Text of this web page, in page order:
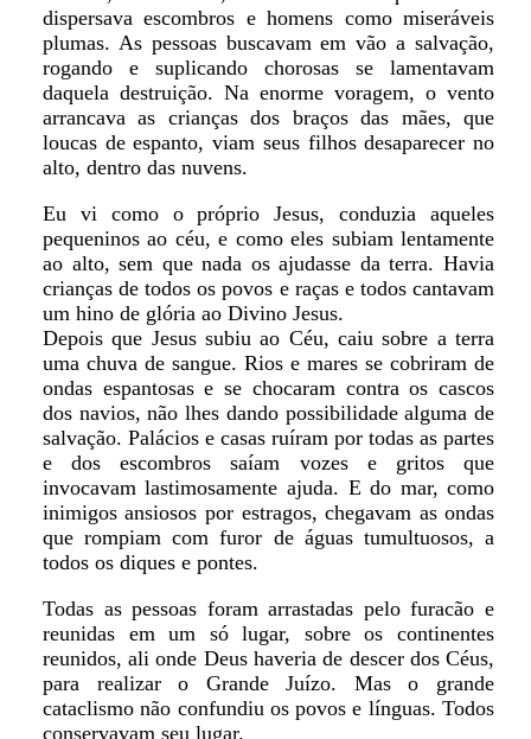
dispersava escombros e homens como miseráveis
plumas. As pessoas buscavam em vão a salvação,
rogando e suplicando chorosas se lamentavam
daquela destruição. Na enorme voragem, o vento
arrancava as crianças dos braços das mães, que
loucas de espanto, viam seus filhos desaparecer no
alto, dentro das nuvens.
Eu vi como o próprio Jesus, conduzia aqueles
pequeninos ao céu, e como eles subiam lentamente
ao alto, sem que nada os ajudasse da terra. Havia
crianças de todos os povos e raças e todos cantavam
um hino de glória ao Divino Jesus.
Depois que Jesus subiu ao Céu, caiu sobre a terra
uma chuva de sangue. Rios e mares se cobriram de
ondas espantosas e se chocaram contra os cascos
dos navios, não lhes dando possibilidade alguma de
salvação. Palácios e casas ruíram por todas as partes
e dos escombros saíam vozes e gritos que
invocavam lastimosamente ajuda. E do mar, como
inimigos ansiosos por estragos, chegavam as ondas
que rompiam com furor de águas tumultuosos, a
todos os diques e pontes.
Todas as pessoas foram arrastadas pelo furacão e
reunidas em um só lugar, sobre os continentes
reunidos, ali onde Deus haveria de descer dos Céus,
para realizar o Grande Juízo. Mas o grande
cataclismo não confundiu os povos e línguas. Todos
conservavam seu lugar.